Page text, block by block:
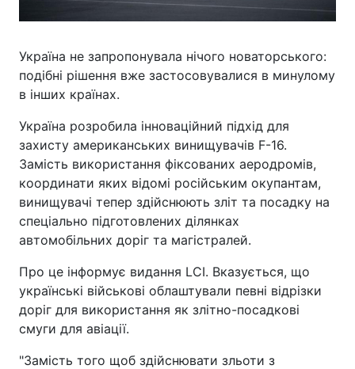
Україна не запропонувала нічого новаторського:
подібні рішення вже застосовувалися в минулому
в інших країнах.
Україна розробила інноваційний підхід для
захисту американських винищувачів F-16.
Замість використання фіксованих аеродромів,
координати яких відомі російським окупантам,
винищувачі тепер здійснюють зліт та посадку на
спеціально підготовлених ділянках
автомобільних доріг та магістралей.
Про це інформує видання LCI. Вказується, що
українські військові облаштували певні відрізки
доріг для використання як злітно-посадкові
смуги для авіації.
"Замість того щоб здійснювати зльоти з